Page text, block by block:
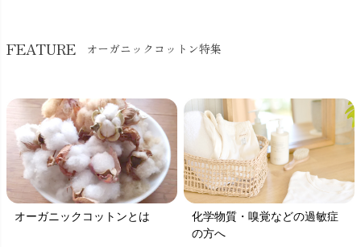
FEATURE オーガニックコットン特集
オーガニックコットンとは
化学物質・嗅覚などの過敏症
の方へ